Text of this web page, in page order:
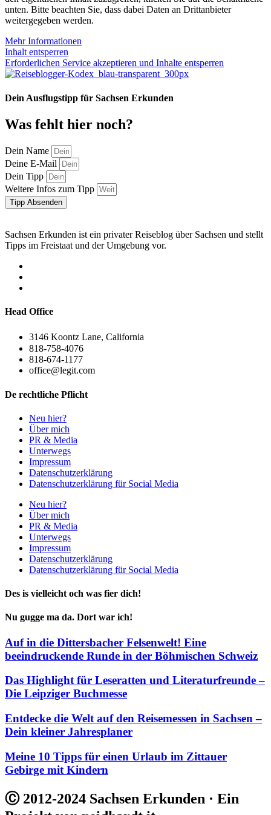
unten. Bitte beachten Sie, dass dabei Daten an Drittanbieter
weitergegeben werden.
Mehr Informationen
Inhalt entsperren
Erforderlichen Service akzeptieren und Inhalte entsperren
Dein Ausflugstipp für Sachsen Erkunden
Was fehlt hier noch?
Dein Name
Deine E-Mail
Dein Tipp
Weitere Infos zum Tipp
Tipp Absenden
Sachsen Erkunden ist ein privater Reiseblog über Sachsen und stellt
Tipps im Freistaat und der Umgebung vor.
Head Office
3146 Koontz Lane, California
818-758-4076
818-674-1177
office@legit.com
De rechtliche Pflicht
Neu hier?
Über mich
PR & Media
Unterwegs
Impressum
Datenschutzerklärung
Datenschutzerklärung für Social Media
Neu hier?
Über mich
PR & Media
Unterwegs
Impressum
Datenschutzerklärung
Datenschutzerklärung für Social Media
Des is vielleicht och was fier dich!
Nu gugge ma da. Dort war ich!
Auf in die Dittersbacher Felsenwelt! Eine
beeindruckende Runde in der Böhmischen Schweiz
Das Highlight für Leseratten und Literaturfreunde –
Die Leipziger Buchmesse
Entdecke die Welt auf den Reisemessen in Sachsen –
Dein kleiner Jahresplaner
Meine 10 Tipps für einen Urlaub im Zittauer
Gebirge mit Kindern
Ⓒ 2012-2024 Sachsen Erkunden · Ein